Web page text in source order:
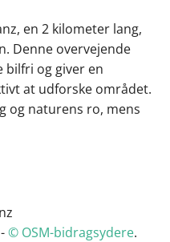
en 2 kilometer lang,
Denne overvejende
bilfri og giver en
at udforske området.
og naturens ro, mens
-© OSM-bidragsydere.